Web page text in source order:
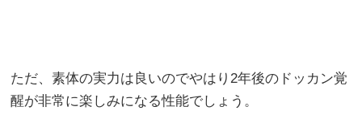
ただ、素体の実力は良いのでやはり2年後のドッカン覚
醒が非常に楽しみになる性能でしょう。